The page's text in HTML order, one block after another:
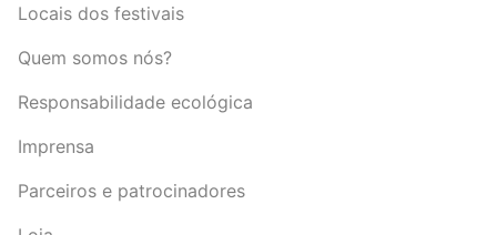
Locais dos festivais
Quem somos nós?
Responsabilidade ecológica
Imprensa
Parceiros e patrocinadores